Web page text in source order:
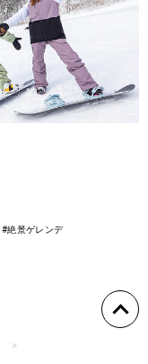
#絶景ゲレンデ